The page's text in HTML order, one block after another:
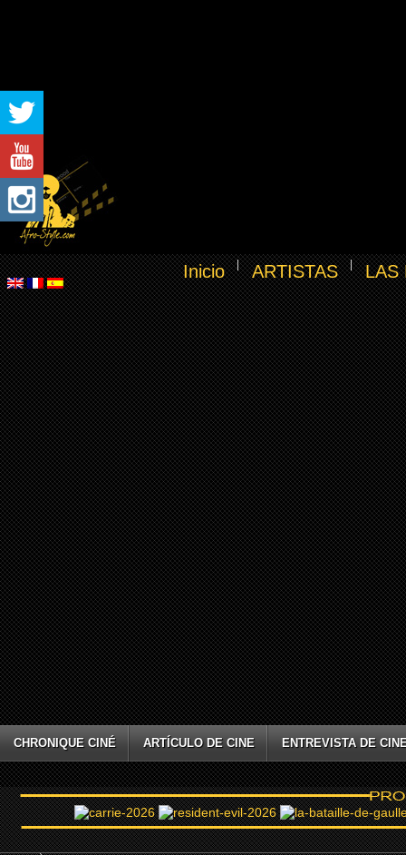
Inicio ARTISTAS LAS
CHRONIQUE CINÉ ARTÍCULO DE CINE ENTREVISTA DE